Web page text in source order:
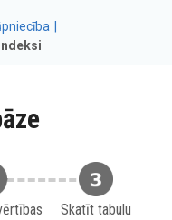
Skatīt tabulu